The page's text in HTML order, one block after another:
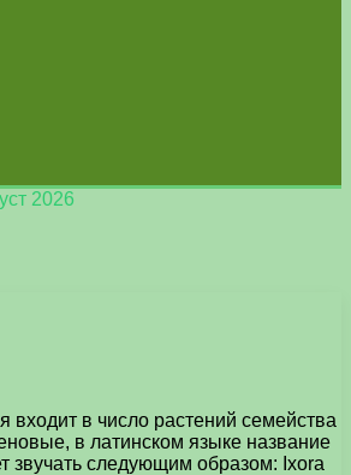
2026
входит в число растений семейства
в латинском языке название
звучать следующим образом: Ixora